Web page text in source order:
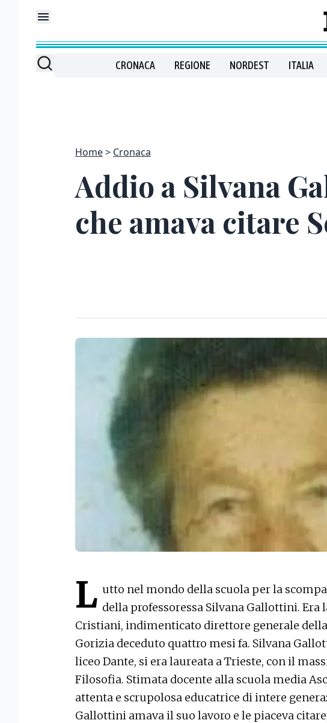
CRONACA REGIONE NORDEST ITALIA
Home Cronaca
Addio a Silvana
che amava citare
L utto nel mondo della scuola per la
della professoressa Silvana Gallottini. Era
Cristiani, indimenticato direttore generale
Gorizia deceduto quattro mesi fa. Silvana
liceo Dante, si era laureata a Trieste, con il
Filosofia. Stimata docente alla scuola media
attenta e scrupolosa educatrice di intere
Gallottini amava il suo lavoro e le piaceva